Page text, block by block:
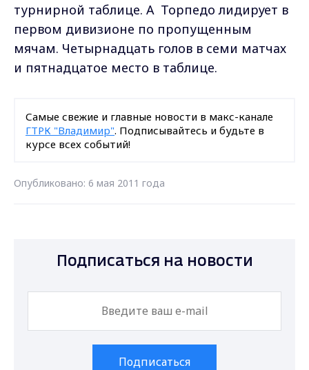
турнирной таблице. А Торпедо лидирует в
первом дивизионе по пропущенным
мячам. Четырнадцать голов в семи матчах
и пятнадцатое место в таблице.
Самые свежие и главные новости в макс-канале
ГТРК "Владимир". Подписывайтесь и будьте в
курсе всех событий!
Опубликовано: 6 мая 2011 года
Подписаться на новости
Подписаться